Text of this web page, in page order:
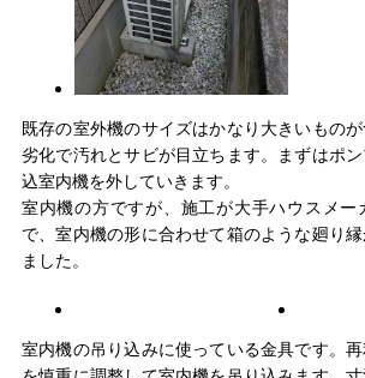
既存の室外機のサイズはかなり大きいもの
劣化で汚れとサビが目立ちます。まずはポ
込室内機を外していきます。
室内機の方ですが、施工が大手ハウスメー
で、室内機の形に合わせて箱のような廻り
ました。
室内機の吊り込みに使っている金具です。